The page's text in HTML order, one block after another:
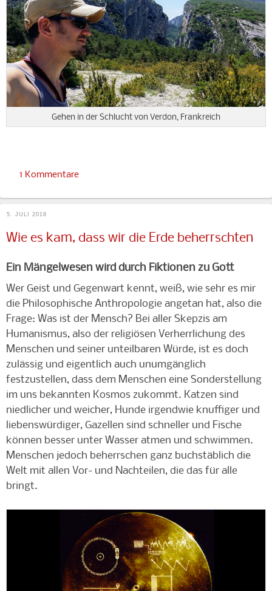
Gehen in der Schlucht von Verdon, Frankreich
1 Kommentare
5. JULI 2018
Wie es kam, dass wir die Erde beherrschten
Ein Mängelwesen wird durch Fiktionen zu Gott
Wer Geist und Gegenwart kennt, weiß, wie sehr es mir
die Philosophische Anthropologie angetan hat, also die
Frage: Was ist der Mensch? Bei aller Skepzis am
Humanismus, also der religiösen Verherrlichung des
Menschen und seiner unteilbaren Würde, ist es doch
zulässig und eigentlich auch unumgänglich
festzustellen, dass dem Menschen eine Sonderstellung
im uns bekannten Kosmos zukommt. Katzen sind
niedlicher und weicher, Hunde irgendwie knuffiger und
liebenswürdiger, Gazellen sind schneller und Fische
können besser unter Wasser atmen und schwimmen.
Menschen jedoch beherrschen ganz buchstäblich die
Welt mit allen Vor- und Nachteilen, die das für alle
bringt.